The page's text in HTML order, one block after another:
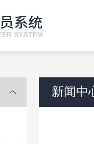
新闻中